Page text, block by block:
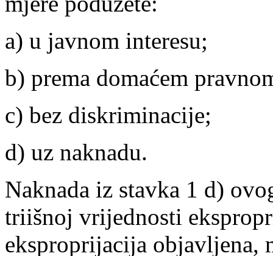
a) u javnom interesu;
b) prema domaćem
c) bez diskriminacije;
d) uz naknadu.
Naknada iz stavka 1 d)
triišnoj vrijednosti
eksproprijacija